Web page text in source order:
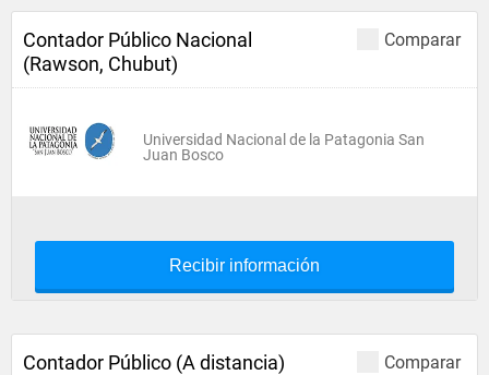
Comparar
Contador Público Nacional
(Rawson, Chubut)
Universidad Nacional de la Patagonia San
Juan Bosco
Recibir información
Comparar
Contador Público (A distancia)